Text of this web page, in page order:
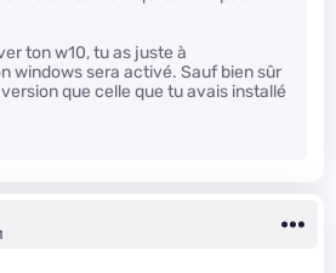
ton w10, tu as juste à
windows sera activé. Sauf bien sûr
que celle que tu avais installé